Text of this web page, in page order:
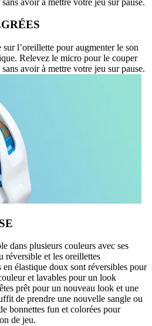
l’oreillette pour augmenter le son
Relevez le micro pour le couper
avoir à mettre votre jeu sur pause.
dans plusieurs couleurs avec ses
réversible et les oreillettes
en élastique doux sont réversibles pour
et lavables pour un look
prêt pour un nouveau look et une
de prendre une nouvelle sangle ou
bonnettes fun et colorées pour
de jeu.